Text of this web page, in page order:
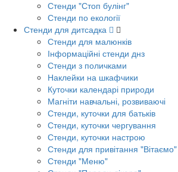
Стенди "Стоп булінг"
Стенди по екології
Стенди для дитсадка
Стенди для малюнків
Інформаційні стенди днз
Стенди з поличками
Наклейки на шкафчики
Куточки календарі природи
Магніти навчальні, розвиваючі
Стенди, куточки для батьків
Стенди, куточки чергування
Стенди, куточки настрою
Стенди для привітання "Вітаємо"
Стенди "Меню"